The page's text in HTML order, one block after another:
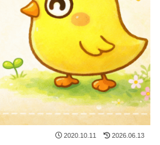
2020.10.11 2026.06.13